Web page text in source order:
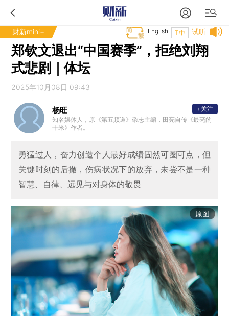
财新mini+ 试听
T中
English
郑钦文退出“中国赛季”，拒绝刘翔
式悲剧｜体坛
2025年10月08日 09:43
杨旺
知名媒体人，原《第五频道》杂志主编，田亮自传《最亮的
十米》作者。
+关注
勇猛过人，奋力创造个人最好成绩固然可圈可点，但
关键时刻的后撤，伤病状况下的放弃，未尝不是一种
智慧、自律、远见与对身体的敬畏
原图